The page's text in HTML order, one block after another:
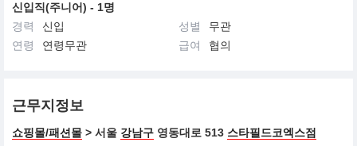
신입직(주니어) - 1명
경력
신입 성별
무관
연령
연령무관 급여 협의
근무지정보
쇼핑몰/패션몰 > 서울 강남구 영동대로 513 스타필드코엑스점